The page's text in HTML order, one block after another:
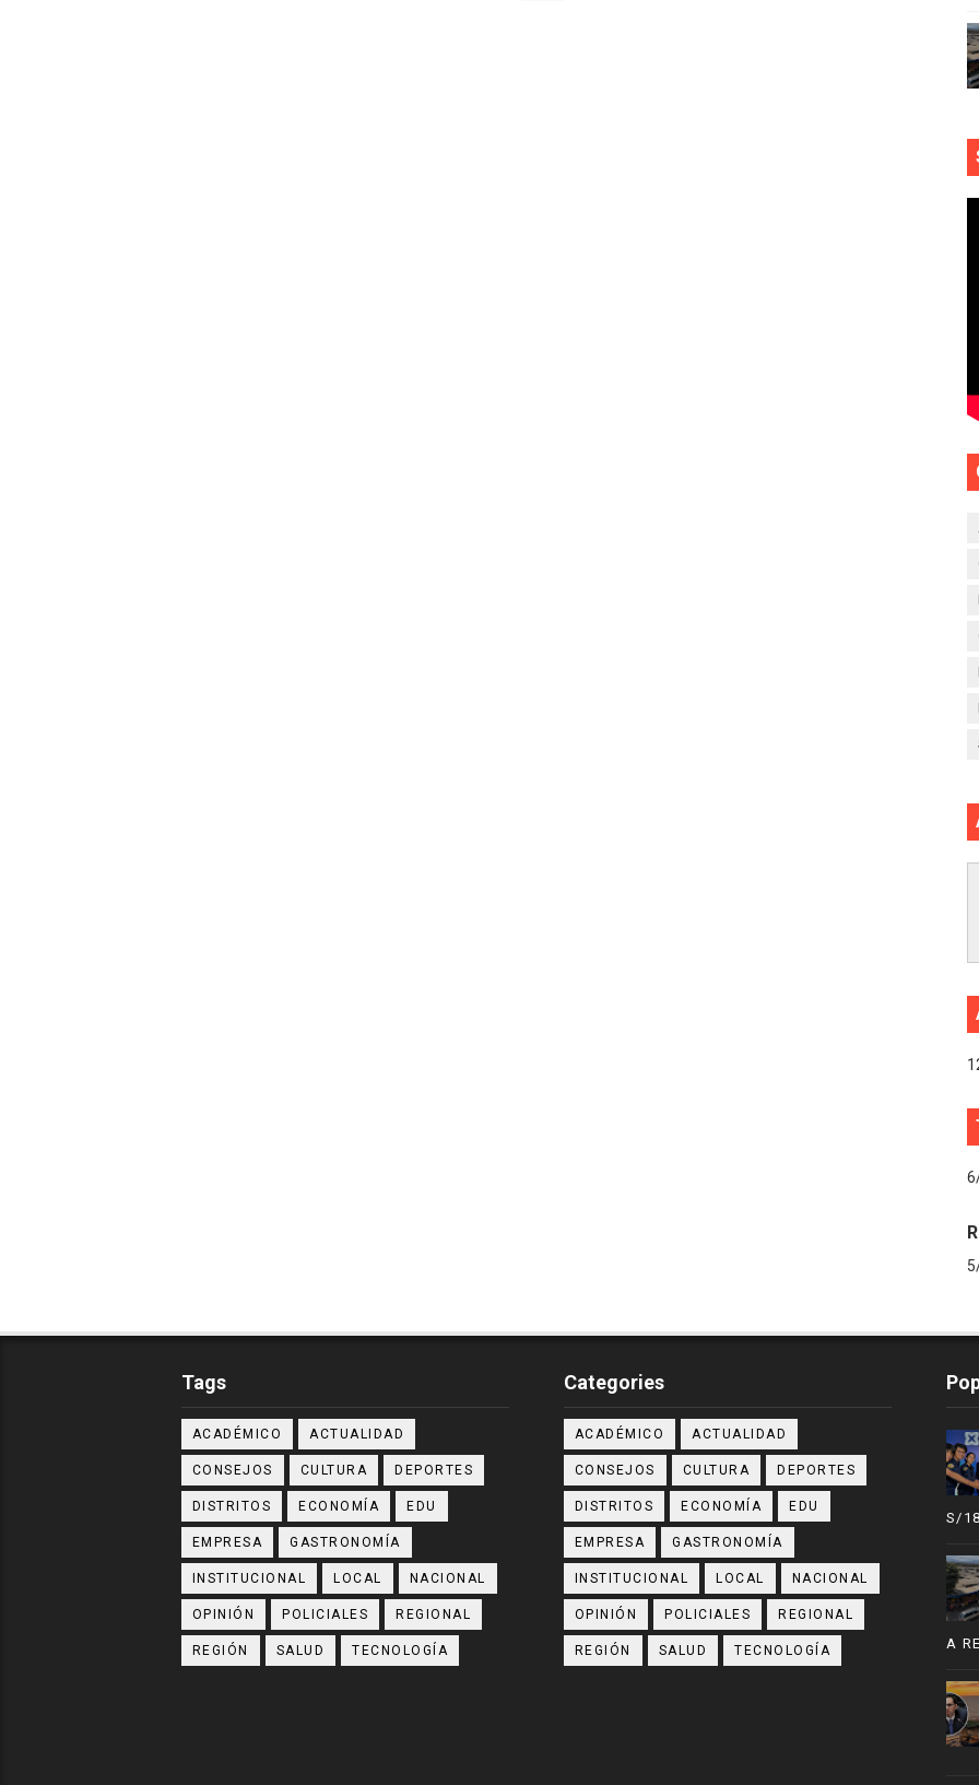
Tags
ACADÉMICO ACTUALIDAD
CONSEJOS CULTURA DEPORTES
DISTRITOS ECONOMÍA EDU
EMPRESA GASTRONOMÍA
INSTITUCIONAL LOCAL NACIONAL
OPINIÓN POLICIALES REGIONAL
REGIÓN SALUD TECNOLOGÍA
Categories
ACADÉMICO ACTUALIDAD
CONSEJOS CULTURA DEPORTES
DISTRITOS ECONOMÍA EDU
EMPRESA GASTRONOMÍA
INSTITUCIONAL LOCAL NACIONAL
OPINIÓN POLICIALES REGIONAL
REGIÓN SALUD TECNOLOGÍA
S/
A